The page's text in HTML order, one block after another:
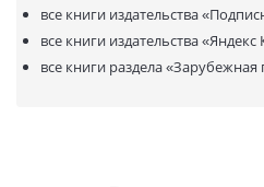
все книги издательства
все книги издательства«Яндекс
все книги раздела«Зарубежная